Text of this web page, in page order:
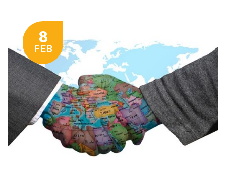
8
FEB